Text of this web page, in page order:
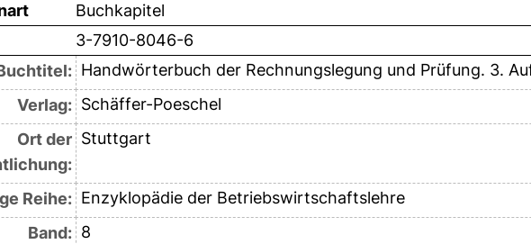
Buchkapitel
3-7910-8046-6
Handwörterbuch der Rechnungslegung und Prüfung. 3.
Verlag: Schäffer-Poeschel
Ort der Stuttgart
Reihe: Enzyklopädie der Betriebswirtschaftslehre
Band: 8